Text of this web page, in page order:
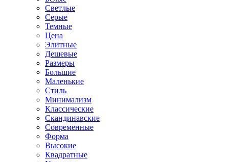
Светлые
Серые
Темные
Цена
Элитные
Дешевые
Размеры
Большие
Маленькие
Стиль
Минимализм
Классические
Скандинавские
Современные
Форма
Высокие
Квадратные